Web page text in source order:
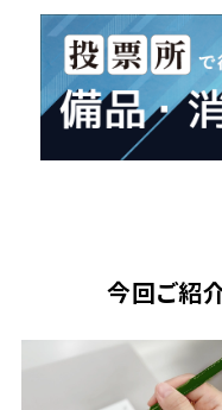
今回ご紹